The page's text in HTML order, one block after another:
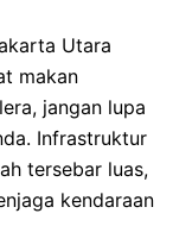
Utara
makan
jangan lupa
Infrastruktur
tersebar luas,
kendaraan